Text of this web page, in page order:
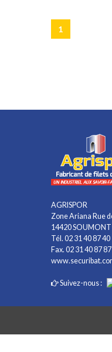
1
AGRISPOR
Zone Ariana Rue
14420
Tél. 02 31 40 87 40
Fax. 02 31 40 87 87
Suivez-nous :
Copyright